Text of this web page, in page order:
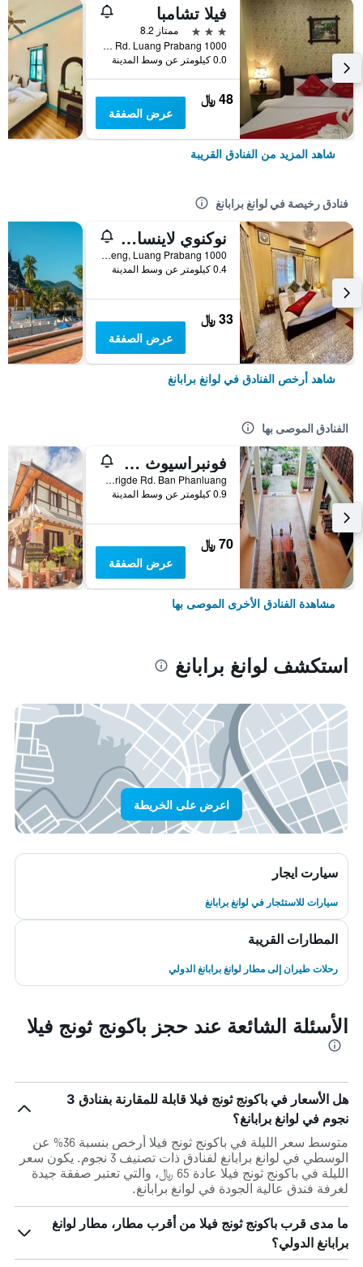
فيلا تشامبا
3 نجوم
ممتاز 8.2
1000 Ban Vatnong Village, Sisavangvathana Rd. Luang Prabang, لوانغ برابانغ, لاوس
0.0 كيلومتر عن وسط المدينة
48 ﷼
عرض الصفقة
شاهد المزيد من الفنادق القريبة
فنادق رخيصة في لوانغ برابانغ
نوكنوي لاينسانغ جيستهاوس
1000 Ban Huaxieng, Luang Prabang, لوانغ برابانغ, لاوس
0.4 كيلومتر عن وسط المدينة
33 ﷼
عرض الصفقة
شاهد أرخص الفنادق في لوانغ برابانغ
الفنادق الموصى بها
فونبراسيوث جيستهاوس
Old Brigde Rd. Ban Phanluang, لوانغ برابانغ, لاوس
0.9 كيلومتر عن وسط المدينة
70 ﷼
عرض الصفقة
مشاهدة الفنادق الأخرى الموصى بها
استكشف لوانغ برابانغ
اعرض على الخريطة
سيارت ايجار
سيارات للاستئجار في لوانغ برابانغ
المطارات القريبة
رحلات طيران إلى مطار لوانغ برابانغ الدولي
الأسئلة الشائعة عند حجز باكونج ثونج فيلا
هل الأسعار في باكونج ثونج فيلا قابلة للمقارنة بفنادق 3
نجوم في لوانغ برابانغ؟
متوسط سعر الليلة في باكونج ثونج فيلا أرخص بنسبة 36% عن
الوسطي في لوانغ برابانغ لفنادق ذات تصنيف 3 نجوم. يكون سعر
الليلة في باكونج ثونج فيلا عادة 65 ﷼، والتي تعتبر صفقة جيدة
لغرفة فندق عالية الجودة في لوانغ برابانغ.
ما مدى قرب باكونج ثونج فيلا من أقرب مطار، مطار لوانغ
برابانغ الدولي؟